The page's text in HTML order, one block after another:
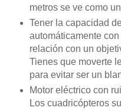
metros se ve como
Tener la capacidad
automáticamente
relación con un
Tienes que moverte
para evitar ser un
Motor eléctrico con
Los cuadricópteros